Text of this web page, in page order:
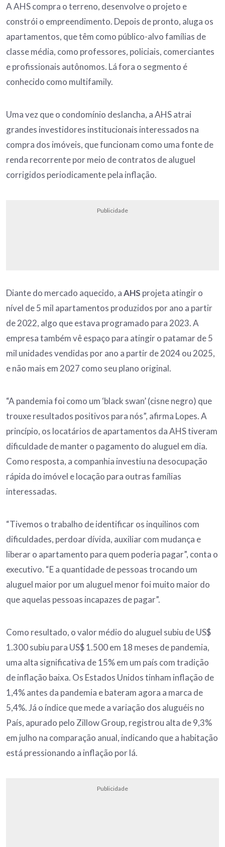
A AHS compra o terreno, desenvolve o projeto e
constrói o empreendimento. Depois de pronto, aluga os
apartamentos, que têm como público-alvo famílias de
classe média, como professores, policiais, comerciantes
e profissionais autônomos. Lá fora o segmento é
conhecido como multifamily.
Uma vez que o condomínio deslancha, a AHS atrai
grandes investidores institucionais interessados na
compra dos imóveis, que funcionam como uma fonte de
renda recorrente por meio de contratos de aluguel
corrigidos periodicamente pela inflação.
Publicidade
Diante do mercado aquecido, aAHS projeta atingir o
nível de 5 mil apartamentos produzidos por ano a partir
de 2022, algo que estava programado para 2023. A
empresa também vê espaço para atingir o patamar de 5
mil unidades vendidas por ano a partir de 2024 ou 2025,
e não mais em 2027 como seu plano original.
“A pandemia foi como um ‘black swan’ (cisne negro) que
trouxe resultados positivos para nós”, afirma Lopes. A
princípio, os locatários de apartamentos da AHS tiveram
dificuldade de manter o pagamento do aluguel em dia.
Como resposta, a companhia investiu na desocupação
rápida do imóvel e locação para outras famílias
interessadas.
“Tivemos o trabalho de identificar os inquilinos com
dificuldades, perdoar dívida, auxiliar com mudança e
liberar o apartamento para quem poderia pagar”, conta o
executivo. “E a quantidade de pessoas trocando um
aluguel maior por um aluguel menor foi muito maior do
que aquelas pessoas incapazes de pagar”.
Como resultado, o valor médio do aluguel subiu de US$
1.300 subiu para US$ 1.500 em 18 meses de pandemia,
uma alta significativa de 15% em um país com tradição
de inflação baixa. Os Estados Unidos tinham inflação de
1,4% antes da pandemia e bateram agora a marca de
5,4%. Já o índice que mede a variação dos aluguéis no
País, apurado pelo Zillow Group, registrou alta de 9,3%
em julho na comparação anual, indicando que a habitação
está pressionando a inflação por lá.
Publicidade